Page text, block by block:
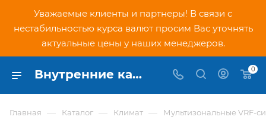
Уважаемые клиенты и партнеры! В связи с
нестабильностью курса валют просим Вас уточнять
актуальные цены у наших менеджеров.
Внутренние кассетные блоки VRF-системы купить в Москве | PNDtech.ru 0
Главная — Каталог — Климат — Мультизональные VRF-